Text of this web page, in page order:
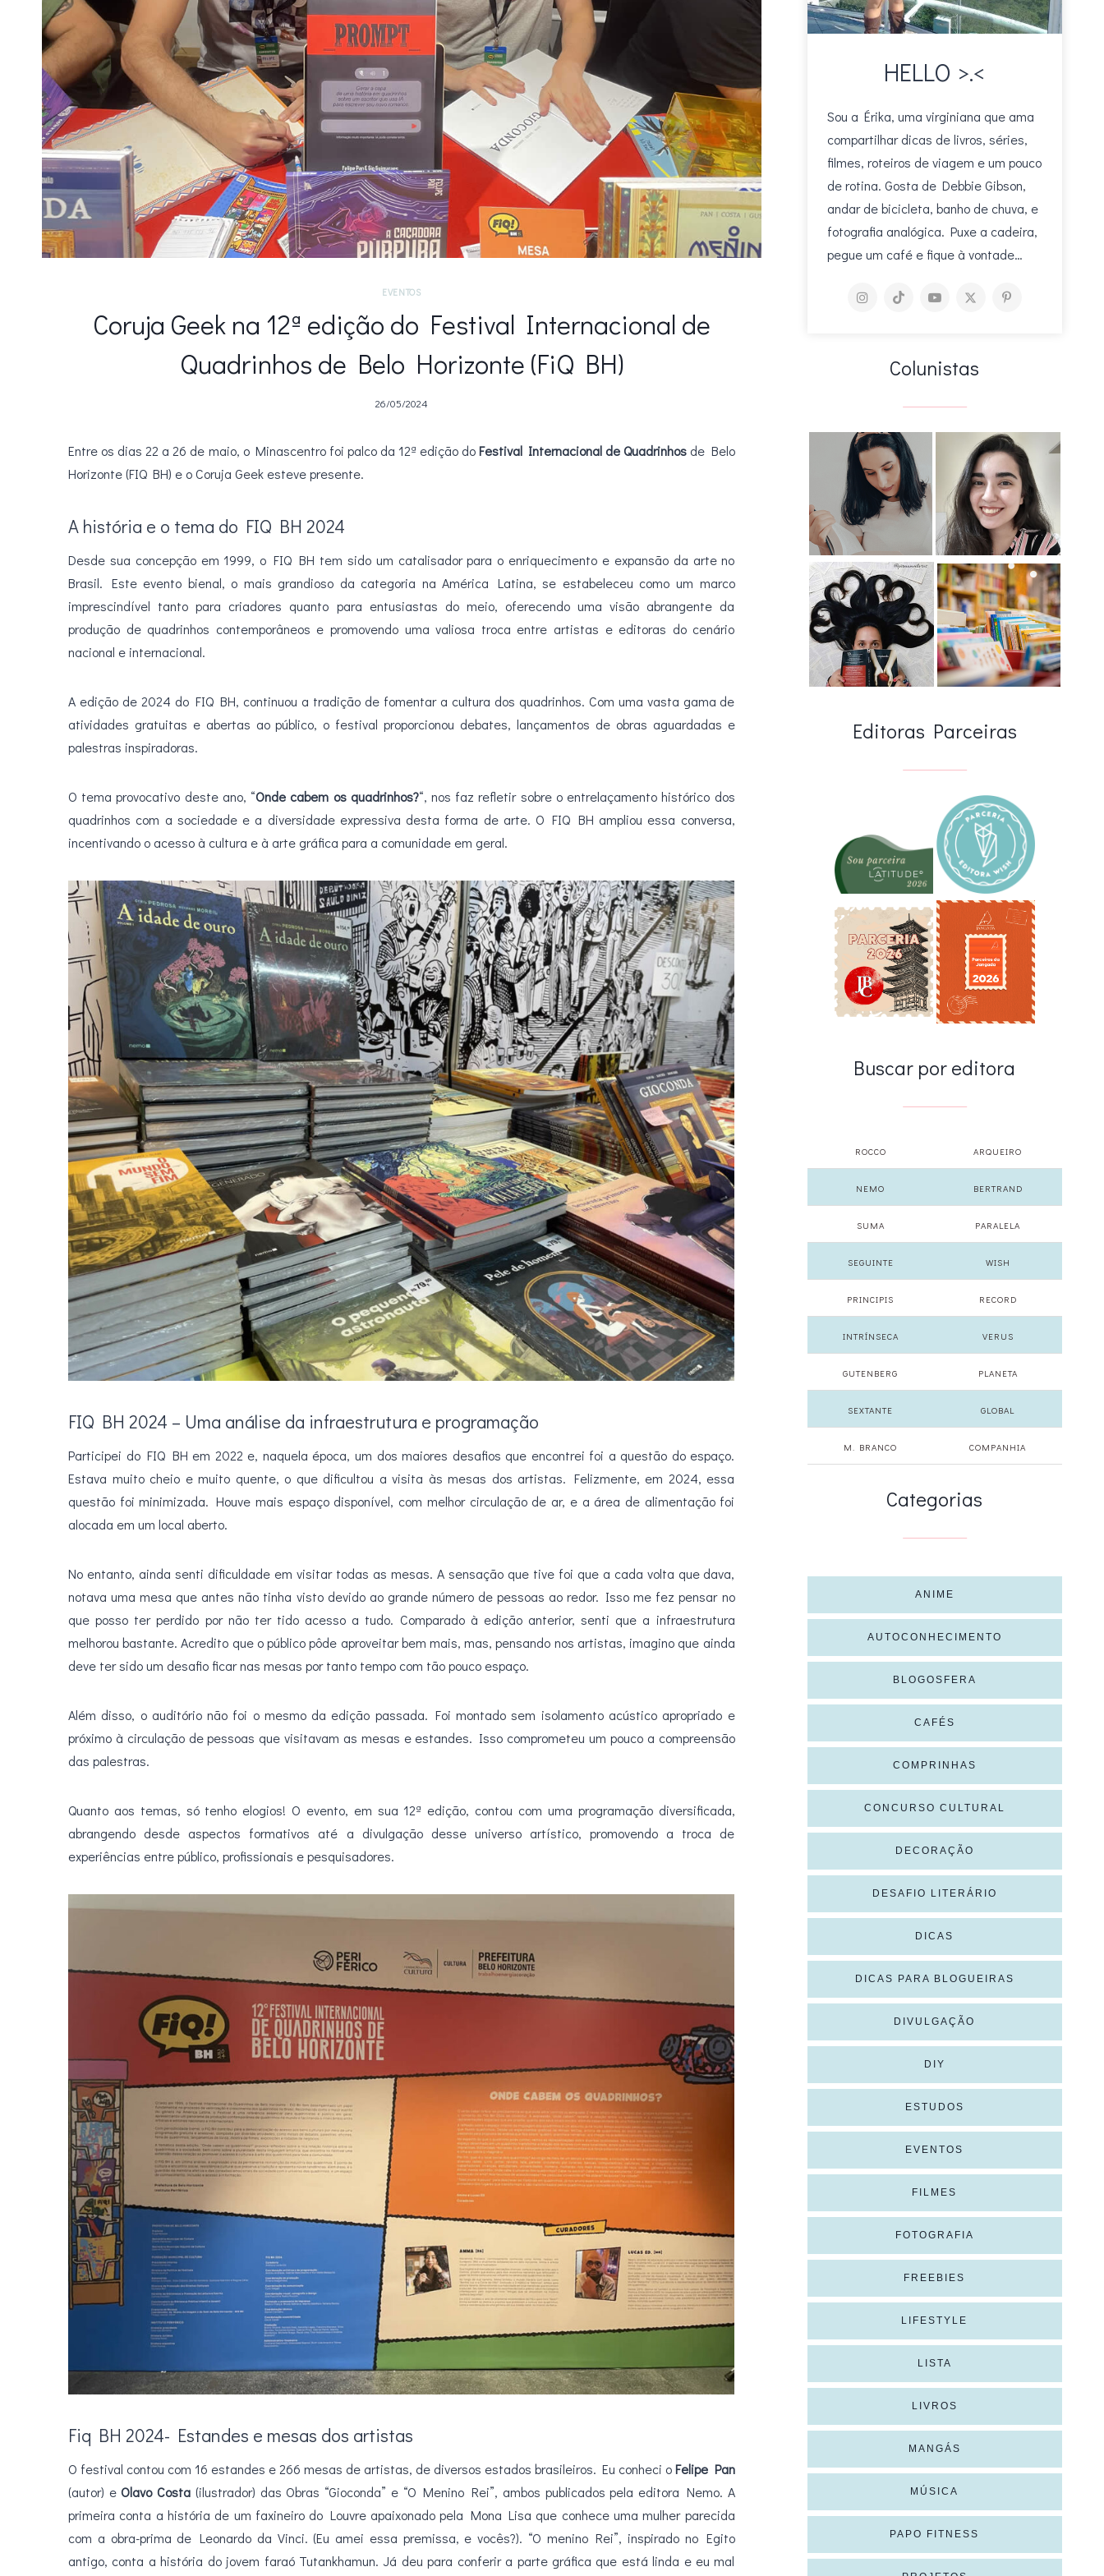
EVENTOS
Coruja Geek na 12ª edição do Festival Internacional de
Quadrinhos de Belo Horizonte (FiQ BH)
26/05/2024
Entre os dias 22 a 26 de maio, o Minascentro foi palco da 12ª edição doFestival Internacional de Quadrinhos de Belo
Horizonte (FIQ BH) e o Coruja Geek esteve presente.
A história e o tema do FIQ BH 2024
Desde sua concepção em 1999, o FIQ BH tem sido um catalisador para o enriquecimento e expansão da arte no
Brasil. Este evento bienal, o mais grandioso da categoria na América Latina, se estabeleceu como um marco
imprescindível tanto para criadores quanto para entusiastas do meio, oferecendo uma visão abrangente da
produção de quadrinhos contemporâneos e promovendo uma valiosa troca entre artistas e editoras do cenário
nacional e internacional.
A edição de 2024 do FIQ BH, continuou a tradição de fomentar a cultura dos quadrinhos. Com uma vasta gama de
atividades gratuitas e abertas ao público, o festival proporcionou debates, lançamentos de obras aguardadas e
palestras inspiradoras.
O tema provocativo deste ano, “Onde cabem os quadrinhos?“, nos faz refletir sobre o entrelaçamento histórico dos
quadrinhos com a sociedade e a diversidade expressiva desta forma de arte. O FIQ BH ampliou essa conversa,
incentivando o acesso à cultura e à arte gráfica para a comunidade em geral.
FIQ BH 2024 – Uma análise da infraestrutura e programação
Participei do FIQ BH em 2022 e, naquela época, um dos maiores desafios que encontrei foi a questão do espaço.
Estava muito cheio e muito quente, o que dificultou a visita às mesas dos artistas. Felizmente, em 2024, essa
questão foi minimizada. Houve mais espaço disponível, com melhor circulação de ar, e a área de alimentação foi
alocada em um local aberto.
No entanto, ainda senti dificuldade em visitar todas as mesas. A sensação que tive foi que a cada volta que dava,
notava uma mesa que antes não tinha visto devido ao grande número de pessoas ao redor. Isso me fez pensar no
que posso ter perdido por não ter tido acesso a tudo. Comparado à edição anterior, senti que a infraestrutura
melhorou bastante. Acredito que o público pôde aproveitar bem mais, mas, pensando nos artistas, imagino que ainda
deve ter sido um desafio ficar nas mesas por tanto tempo com tão pouco espaço.
Além disso, o auditório não foi o mesmo da edição passada. Foi montado sem isolamento acústico apropriado e
próximo à circulação de pessoas que visitavam as mesas e estandes. Isso comprometeu um pouco a compreensão
das palestras.
Quanto aos temas, só tenho elogios! O evento, em sua 12ª edição, contou com uma programação diversificada,
abrangendo desde aspectos formativos até a divulgação desse universo artístico, promovendo a troca de
experiências entre público, profissionais e pesquisadores.
Fiq BH 2024- Estandes e mesas dos artistas
O festival contou com 16 estandes e 266 mesas de artistas, de diversos estados brasileiros. Eu conheci oFelipe Pan
(autor) e Olavo Costa (ilustrador) das Obras “Gioconda” e “O Menino Rei”, ambos publicados pela editora Nemo. A
primeira conta a história de um faxineiro do Louvre apaixonado pela Mona Lisa que conhece uma mulher parecida
com a obra-prima de Leonardo da Vinci. (Eu amei essa premissa, e vocês?). “O menino Rei”, inspirado no Egito
antigo, conta a história do jovem faraó Tutankhamun. Já deu para conferir a parte gráfica que está linda e eu mal
HELLO >.<
Sou a Érika, uma virginiana que ama
compartilhar dicas de livros, séries,
filmes, roteiros de viagem e um pouco
de rotina. Gosta de Debbie Gibson,
andar de bicicleta, banho de chuva, e
fotografia analógica. Puxe a cadeira,
pegue um café e fique à vontade…
Colunistas
Editoras Parceiras
Buscar por editora
ROCCO ARQUEIRO
NEMO BERTRAND
SUMA PARALELA
SEGUINTE WISH
PRINCIPIS RECORD
INTRÍNSECA VERUS
GUTENBERG PLANETA
SEXTANTE GLOBAL
M. BRANCO COMPANHIA
Categorias
ANIME
AUTOCONHECIMENTO
BLOGOSFERA
CAFÉS
COMPRINHAS
CONCURSO CULTURAL
DECORAÇÃO
DESAFIO LITERÁRIO
DICAS
DICAS PARA BLOGUEIRAS
DIVULGAÇÃO
DIY
ESTUDOS
EVENTOS
FILMES
FOTOGRAFIA
FREEBIES
LIFESTYLE
LISTA
LIVROS
MANGÁS
MÚSICA
PAPO FITNESS